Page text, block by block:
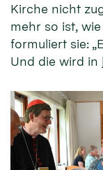
Kirche nicht
mehr so ist,
formuliert sie:
Und die wird in